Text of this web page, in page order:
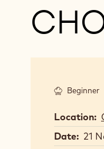
Beginner
Location:
Date: 21